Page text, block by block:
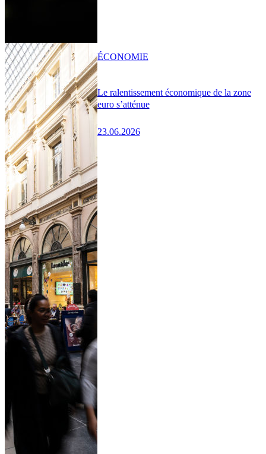
Le ralentissement économique de la zone
euro s’atténue
23.06.2026
ÉCONOMIE